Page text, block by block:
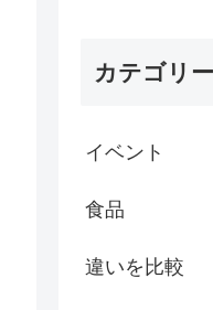
カテゴリー
イベント
食品
違いを比較